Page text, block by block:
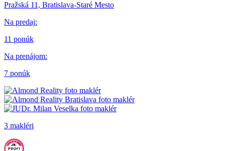
Pražská 11, Bratislava-Staré Mesto
Na predaj:
11 ponúk
Na prenájom:
7 ponúk
3 makléri